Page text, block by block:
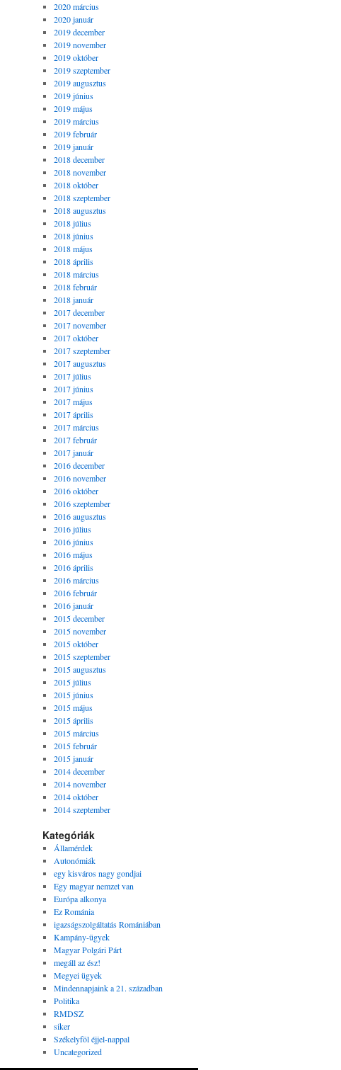
2020 március
2020 január
2019 december
2019 november
2019 október
2019 szeptember
2019 augusztus
2019 június
2019 május
2019 március
2019 február
2019 január
2018 december
2018 november
2018 október
2018 szeptember
2018 augusztus
2018 július
2018 június
2018 május
2018 április
2018 március
2018 február
2018 január
2017 december
2017 november
2017 október
2017 szeptember
2017 augusztus
2017 július
2017 június
2017 május
2017 április
2017 március
2017 február
2017 január
2016 december
2016 november
2016 október
2016 szeptember
2016 augusztus
2016 július
2016 június
2016 május
2016 április
2016 március
2016 február
2016 január
2015 december
2015 november
2015 október
2015 szeptember
2015 augusztus
2015 július
2015 június
2015 május
2015 április
2015 március
2015 február
2015 január
2014 december
2014 november
2014 október
2014 szeptember
Kategóriák
Államérdek
Autonómiák
egy kisváros nagy gondjai
Egy magyar nemzet van
Európa alkonya
Ez Románia
igazságszolgáltatás Romániában
Kampány-ügyek
Magyar Polgári Párt
megáll az ész!
Megyei ügyek
Mindennapjaink a 21. században
Politika
RMDSZ
siker
Székelyföl éjjel-nappal
Uncategorized